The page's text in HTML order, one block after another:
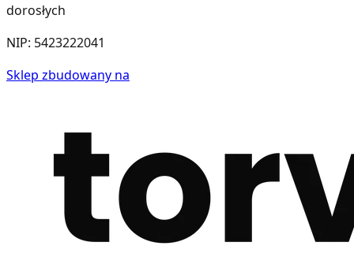
dorosłych
NIP: 5423222041
Sklep zbudowany na